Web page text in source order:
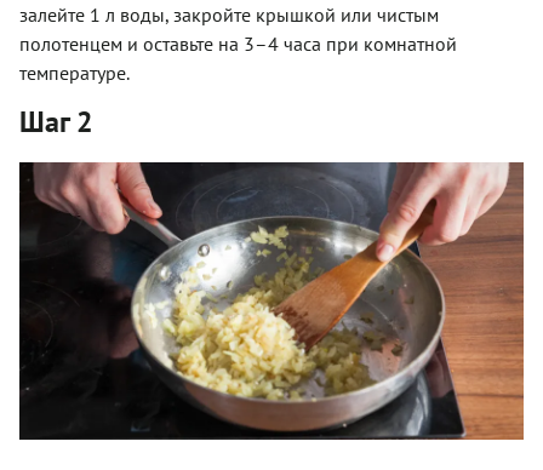
залейте 1 л воды, закройте крышкой или чистым
полотенцем и оставьте на 3–4 часа при комнатной
температуре.
Шаг 2